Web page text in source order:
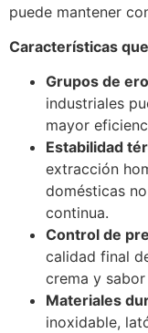
puede mantener
Características
Grupos de
industriales
mayor
Estabilidad
extracción
domésticas
continua.
Control de
calidad final
crema y
Materiales
inoxidable,